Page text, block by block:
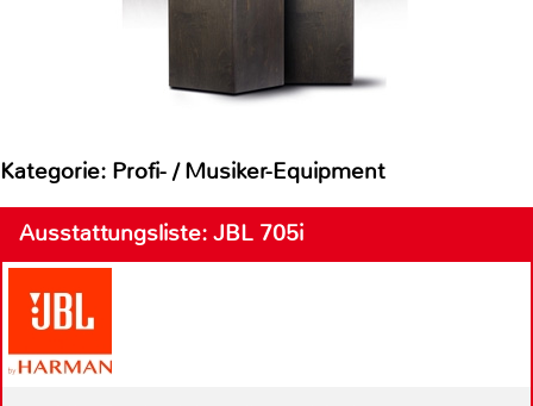
Kategorie: Profi- / Musiker-Equipment
Ausstattungsliste: JBL 705i